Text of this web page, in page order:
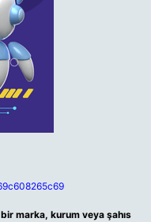
marka, kurum veya şahıs